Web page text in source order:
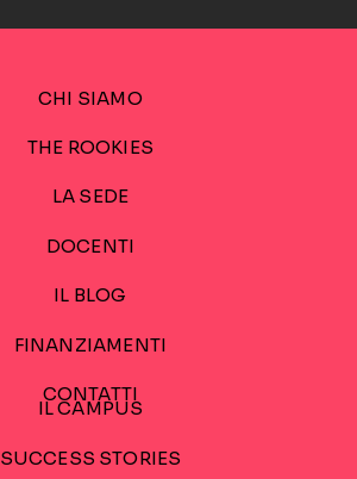
CHI SIAMO
THE ROOKIES
LA SEDE
DOCENTI
IL BLOG
FINANZIAMENTI
CONTATTI
IL CAMPUS
SUCCESS STORIES